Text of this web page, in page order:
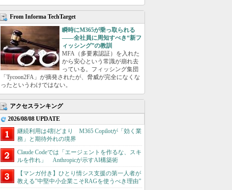
From Informa TechTarget
瞬時にM365が乗っ取られる
――全社員に周知すべき“新フ
ィッシング”の教訓
MFA（多要素認証）を入れた
から安心という常識が崩れ去
っている。フィッシング集団
「Tycoon2FA」が摘発されたが、脅威が完全になくな
ったというわけではない。
アクセスランキング
2026/08/08 UPDATE
継続利用は4割どまり M365 Copilotが「効く業
務」と期待外れの境界
Claude Codeでは「エージェントを作るな、スキ
ルを作れ」 Anthropicが示すAI構築術
【マンガ付き】ひとり情シス支援の第一人者が
教える”中堅中小企業こそRAGを使うべき理由”